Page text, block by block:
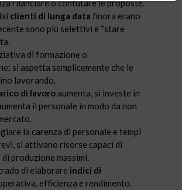
rilanciare o confutare le proposte.
clienti di lunga data finora erano
sono più selettivi e “stare
di formazione o
si aspetta semplicemente che le
lavorando.
di lavoro aumenta, si investe in
il personale in modo da non
la carenza di personale e tempi
si attivano risorse capaci di
produzione massimi.
di elaborare indici di
efficienza e rendimento.